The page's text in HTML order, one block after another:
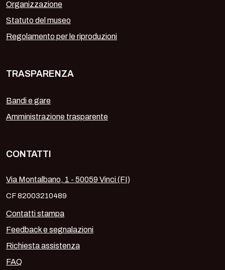
Organizzazione
Statuto del museo
Regolamento per le riproduzioni
TRASPARENZA
Bandi e gare
Amministrazione trasparente
CONTATTI
Via Montalbano, 1 - 50059 Vinci (FI)
CF 82003210489
Contatti stampa
Feedback e segnalazioni
Richiesta assistenza
FAQ